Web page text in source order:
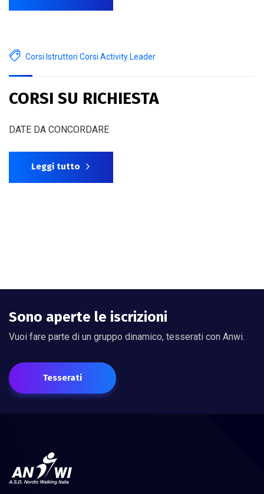
Corsi Istruttori Corsi Activity Leader
CORSI SU RICHIESTA
DATE DA CONCORDARE
Leggi tutto
Sono aperte le iscrizioni
Vuoi fare parte di un gruppo dinamico, tesserati con Anwi.
Tesserati